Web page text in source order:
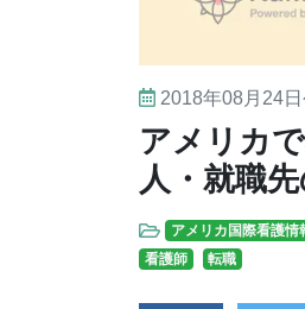
2018年08月24日
アメリカ
人・就職
アメリカ国際看護情
看護師
転職